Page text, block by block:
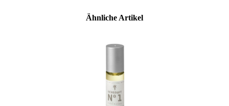
Produktgalerie überspringenÄhnliche Artikel